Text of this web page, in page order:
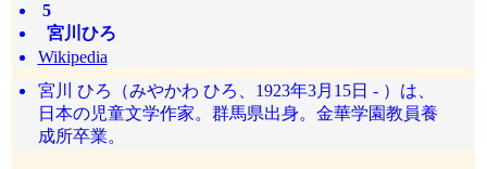
5
宮川ひろ
Wikipedia
宮川 ひろ（みやかわ ひろ、1923年3月15日 - ）は、
日本の児童文学作家。群馬県出身。金華学園教員養
成所卒業。